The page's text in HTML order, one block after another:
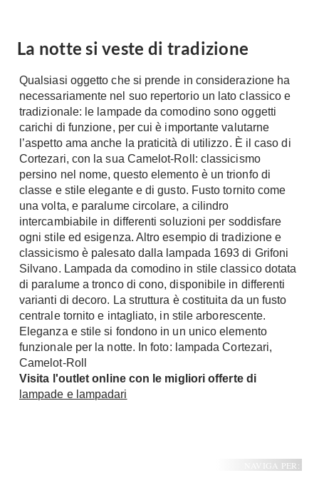
Lattice
Reti Letto
Cuscini
Consigli materassi
Bagno
Arredo Bagno
Sanitari
Cabine Doccia
Idromassaggio
Accessori Bagno
Rubinetteria
Vasche da Bagno
Giardino
Arredo giardino
Tende da sole
Ringhiere
Rivestimenti
Ceramica
Cotto
Resina
Parquet
Gres
Laminato
Moquette
Carta da parati
Pavimenti esterni
Fai da Te
Fai da te in giardino
Il fai da te in bagno
Casa fai da te
La notte si veste di tradizione
Qualsiasi oggetto che si prende in considerazione ha
necessariamente nel suo repertorio un lato classico e
tradizionale: le lampade da comodino sono oggetti
carichi di funzione, per cui è importante valutarne
l’aspetto ama anche la praticità di utilizzo. È il caso di
Cortezari, con la sua Camelot-Roll: classicismo
persino nel nome, questo elemento è un trionfo di
classe e stile elegante e di gusto. Fusto tornito come
una volta, e paralume circolare, a cilindro
intercambiabile in differenti soluzioni per soddisfare
ogni stile ed esigenza. Altro esempio di tradizione e
classicismo è palesato dalla lampada 1693 di Grifoni
Silvano. Lampada da comodino in stile classico dotata
di paralume a tronco di cono, disponibile in differenti
varianti di decoro. La struttura è costituita da un fusto
centrale tornito e intagliato, in stile arborescente.
Eleganza e stile si fondono in un unico elemento
funzionale per la notte. In foto: lampada Cortezari,
Camelot-Roll
Visita l'outlet online con le migliori offerte di
lampade e lampadari
NAVIGA PER: